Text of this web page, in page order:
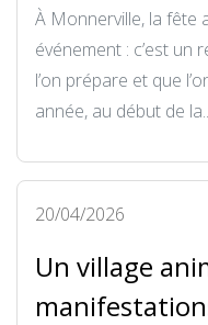
À Monnerville, la fête
événement : c’est un
l’on prépare et que
année, au début de
20/04/2026
Un village